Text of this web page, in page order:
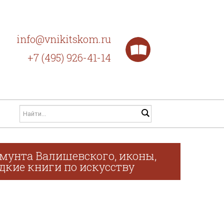
info@vnikitskom.ru
+7 (495) 926-41-14
Валишевского, иконы,
книги по искусству